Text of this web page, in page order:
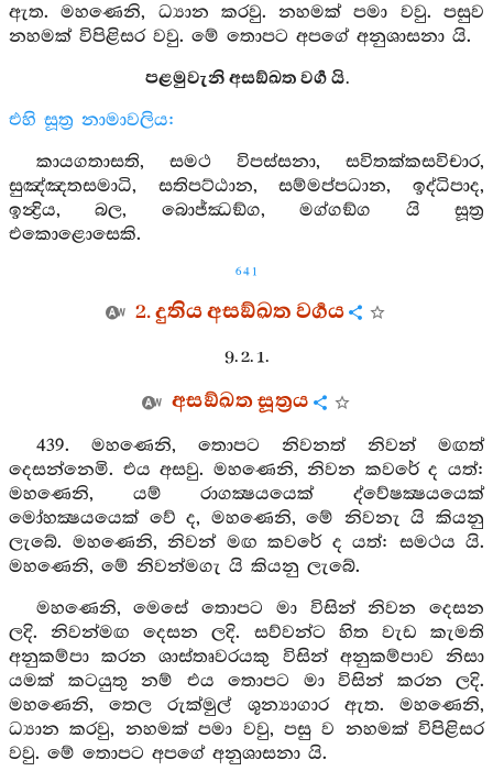
ඇත. මහණෙනි, ධ්‍යාන කරවු. නහමක් පමා වවු. පසුව
නහමක් විපිළිසර වවු. මේ තොපට අපගේ අනුශාසනා යි.
පළමුවැනි අසඞ්ඛත වර්‍ග යි.
එහි සූත්‍ර නාමාවලිය:
කායගතාසති, සමථ විපස්සනා, සවිතක්කසවිචාර,
සුඤ්ඤතසමාධි, සතිපට්ඨාන, සම්මප්පධාන, ඉද්ධිපාද,
ඉන්‍ද්‍රිය, බල, බොජ්ඣඞ්ග, මග්ගඞ්ග යි සූත්‍ර
එකොළොසෙකි.
641
2. දුතිය අසඞ්ඛත වර්‍ගය
9. 2. 1.
අසඞ්ඛත සූත්‍රය
439. මහණෙනි, තොපට නිවනත් නිවන් මඟත්
දෙසන්නෙමි. එය අසවු. මහණෙනි, නිවන කවරේ ද යත්:
මහණෙනි, යම් රාගක්‍ෂයයෙක් ද්වේෂක්‍ෂයයෙක්
මෝහක්‍ෂයයෙක් වේ ද, මහණෙනි, මේ නිවනැ යි කියනු
ලැබේ. මහණෙනි, නිවන් මඟ කවරේ ද යත්: සමථය යි.
මහණෙනි, මේ නිවන්මගැ යි කියනු ලැබේ.
මහණෙනි, මෙසේ තොපට මා විසින් නිවන දෙසන
ලදි. නිවන්මඟ දෙසන ලදි. සව්වන්ට හිත වැඩ කැමති
අනුකම්පා කරන ශාස්තෘවරයකු විසින් අනුකම්පාව නිසා
යමක් කටයුතු නම් එය තොපට මා විසින් කරන ලදි.
මහණෙනි, තෙල රුක්මුල් ශූන්‍යාගාර ඇත. මහණෙනි,
ධ්‍යාන කරවු, නහමක් පමා වවු, පසු ව නහමක් විපිළිසර
වවු. මේ තොපට අපගේ අනුශාසනා යි.